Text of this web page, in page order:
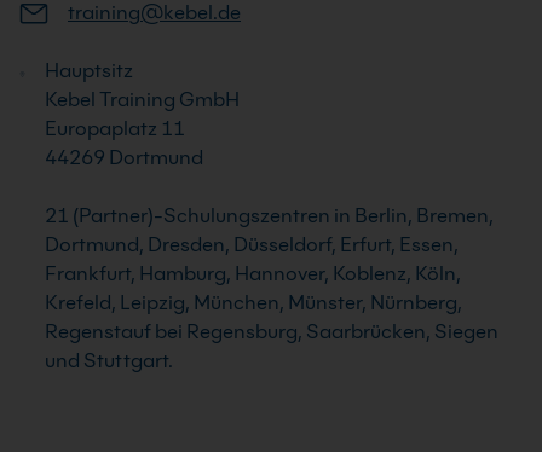
training@kebel.de
Hauptsitz
Kebel Training GmbH
Europaplatz 11
44269 Dortmund
21 (Partner)-Schulungszentren in Berlin, Bremen,
Dortmund, Dresden, Düsseldorf, Erfurt, Essen,
Frankfurt, Hamburg, Hannover, Koblenz, Köln,
Krefeld, Leipzig, München, Münster, Nürnberg,
Regenstauf bei Regensburg, Saarbrücken, Siegen
und Stuttgart.